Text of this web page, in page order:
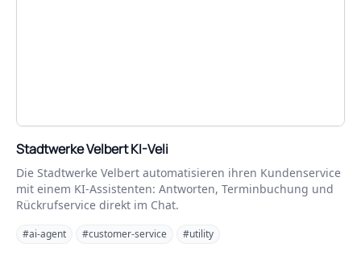
Stadtwerke Velbert KI-Veli
Die Stadtwerke Velbert automatisieren ihren Kundenservice
mit einem KI‑Assistenten: Antworten, Terminbuchung und
Rückrufservice direkt im Chat.
#ai-agent #customer-service #utility